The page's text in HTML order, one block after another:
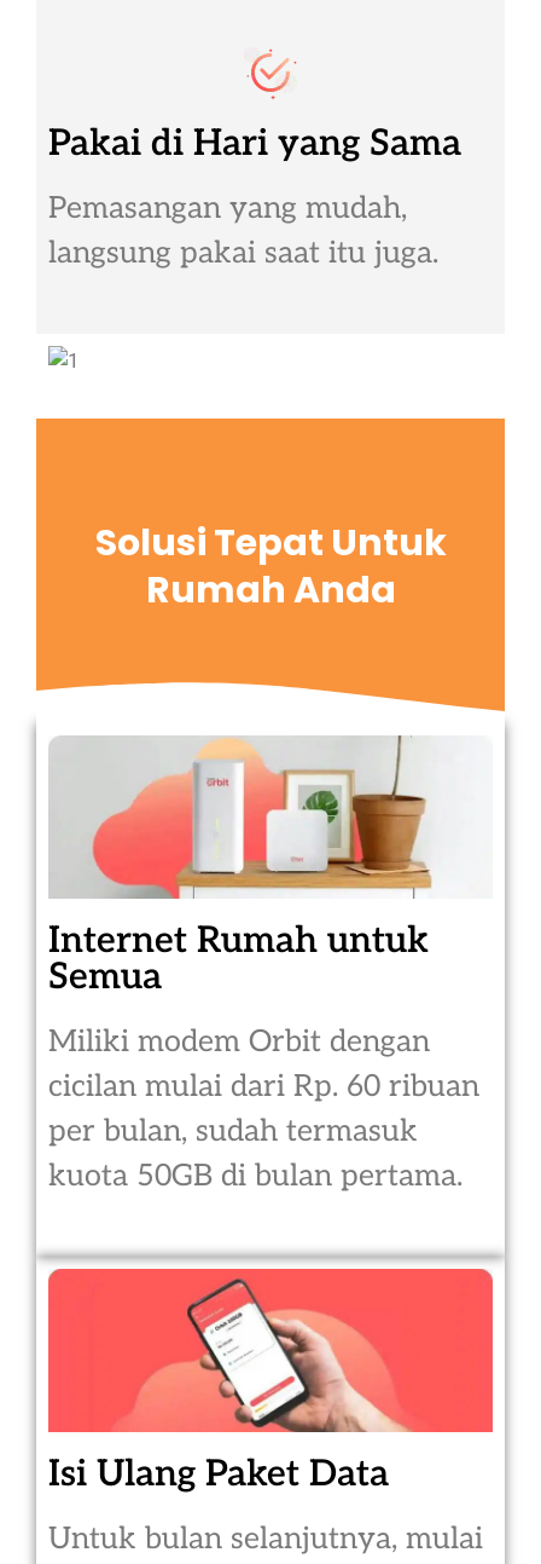
Pakai di Hari yang Sama
Pemasangan yang mudah,
langsung pakai saat itu juga.
Solusi Tepat Untuk
Rumah Anda
Internet Rumah untuk
Semua
Miliki modem Orbit dengan
cicilan mulai dari Rp. 60 ribuan
per bulan, sudah termasuk
kuota 50GB di bulan pertama.
Isi Ulang Paket Data
Untuk bulan selanjutnya, mulai